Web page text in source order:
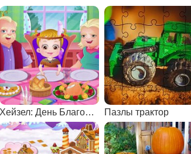
Хейзел: День Благодарения Пазлы трактор